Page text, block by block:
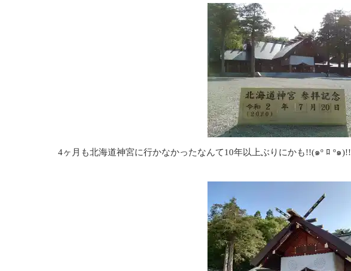
4ヶ月も北海道神宮に行かなかったなんて10年以上ぶりにかも!!(๑º ﾛ º๑)!!